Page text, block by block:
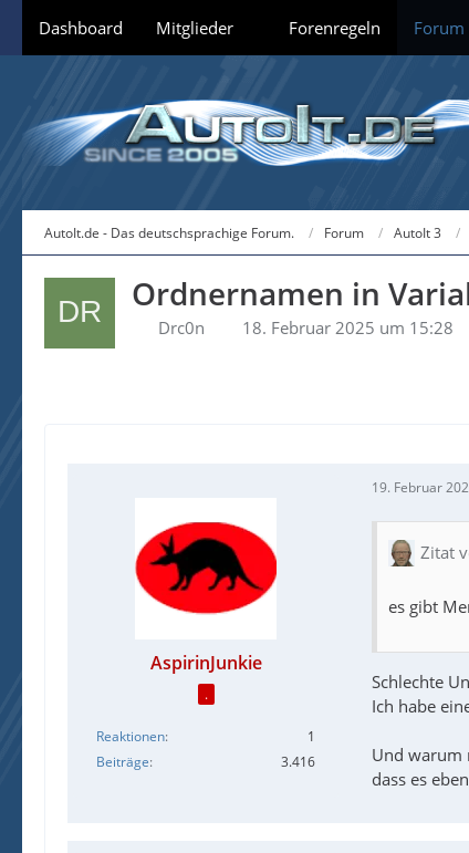
Dashboard Mitglieder Forenregeln Forum
AutoIt.de - Das deutschsprachige Forum. Forum AutoIt 3
Ordnernamen in
Drc0n 18. Februar 2025 um 15:28
AspirinJunkie
.
Reaktionen
1
Beiträge
3.416
19. Februar
Zitat
es gibt
Schlechte
Ich habe
Und warum
dass es